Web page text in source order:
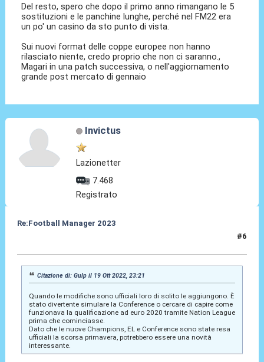
Del resto, spero che dopo il primo anno rimangano le 5
sostituzioni e le panchine lunghe, perché nel FM22 era
un po' un casino da sto punto di vista.
Sui nuovi format delle coppe europee non hanno
rilasciato niente, credo proprio che non ci saranno.,
Magari in una patch successiva, o nell'aggiornamento
grande post mercato di gennaio
Invictus
Lazionetter
7.468
Registrato
Re:Football Manager 2023
#6
Citazione di: Gulp il 19 Ott 2022, 23:21
Quando le modifiche sono ufficiali loro di solito le aggiungono. È
stato divertente simulare la Conference o cercare di capire come
funzionava la qualificazione ad euro 2020 tramite Nation League
prima che cominciasse.
Dato che le nuove Champions, EL e Conference sono state resa
ufficiali la scorsa primavera, potrebbero essere una novità
interessante.